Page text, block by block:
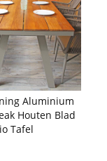
Aluminium
Houten Blad
Tafel